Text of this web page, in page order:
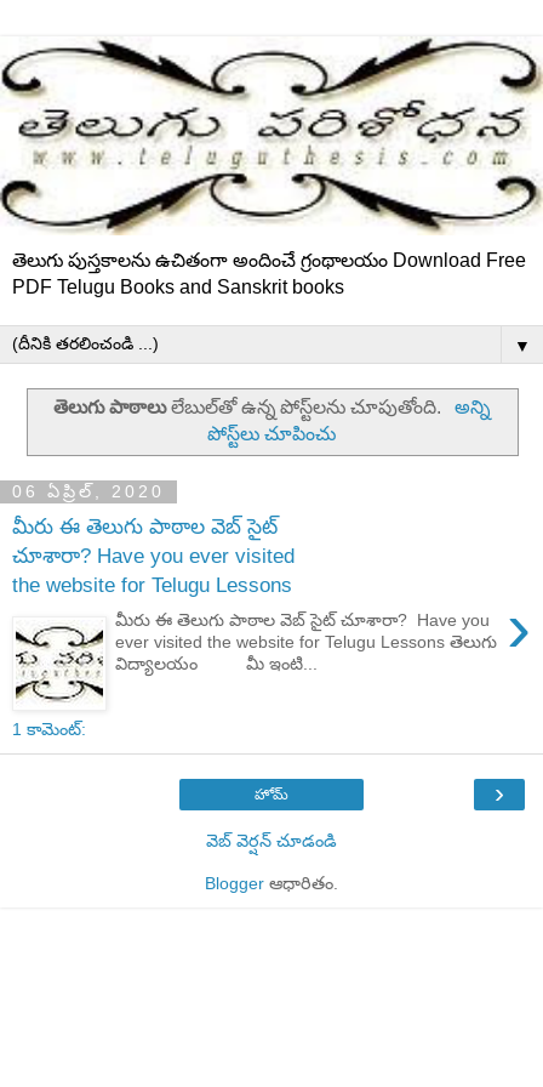
తెలుగు పుస్తకాలను ఉచితంగా అందించే గ్రంథాలయం Download Free
PDF Telugu Books and Sanskrit books
▼
తెలుగు పాఠాలులేబుల్‌తో ఉన్న పోస్ట్‌లను చూపుతోంది.
అన్ని
పోస్ట్‌లు చూపించు
06 ఏప్రిల్, 2020
మీరు ఈ తెలుగు పాఠాల వెబ్ సైట్
చూశారా? Have you ever visited
the website for Telugu Lessons
›
మీరు ఈ తెలుగు పాఠాల వెబ్ సైట్ చూశారా? Have you
ever visited the website for Telugu Lessons తెలుగు
విద్యాలయం మీ ఇంటి...
1 కామెంట్‌:
›
హోమ్
వెబ్ వెర్షన్‌ చూడండి
Blogger ఆధారితం.